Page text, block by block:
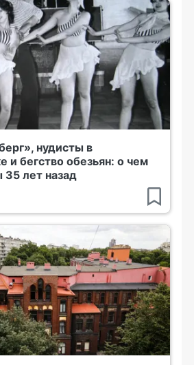
нудисты в
и бегство обезьян: о чем
35 лет назад